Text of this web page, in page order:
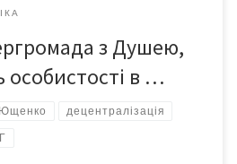
з Душею,
особистості в …
Ющенко децентралізація